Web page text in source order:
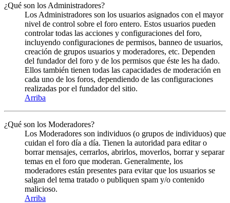
¿Qué son los Administradores?
Los Administradores son los usuarios asignados con el mayor
nivel de control sobre el foro entero. Estos usuarios pueden
controlar todas las acciones y configuraciones del foro,
incluyendo configuraciones de permisos, banneo de usuarios,
creación de grupos usuarios y moderadores, etc. Dependen
del fundador del foro y de los permisos que éste les ha dado.
Ellos también tienen todas las capacidades de moderación en
cada uno de los foros, dependiendo de las configuraciones
realizadas por el fundador del sitio.
Arriba
¿Qué son los Moderadores?
Los Moderadores son individuos (o grupos de individuos) que
cuidan el foro día a día. Tienen la autoridad para editar o
borrar mensajes, cerrarlos, abrirlos, moverlos, borrar y separar
temas en el foro que moderan. Generalmente, los
moderadores están presentes para evitar que los usuarios se
salgan del tema tratado o publiquen spam y/o contenido
malicioso.
Arriba